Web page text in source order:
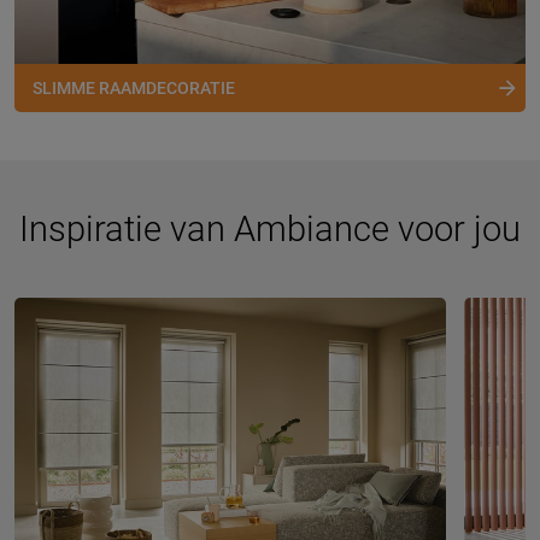
SLIMME RAAMDECORATIE
Inspiratie van Ambiance voor jou